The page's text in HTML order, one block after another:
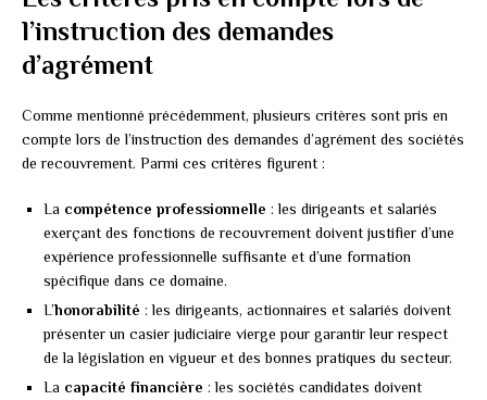
l’instruction des demandes
d’agrément
Comme mentionné précédemment, plusieurs critères sont pris en
compte lors de l’instruction des demandes d’agrément des sociétés
de recouvrement. Parmi ces critères figurent :
La compétence professionnelle : les dirigeants et salariés
exerçant des fonctions de recouvrement doivent justifier d’une
expérience professionnelle suffisante et d’une formation
spécifique dans ce domaine.
L’honorabilité : les dirigeants, actionnaires et salariés doivent
présenter un casier judiciaire vierge pour garantir leur respect
de la législation en vigueur et des bonnes pratiques du secteur.
La capacité financière : les sociétés candidates doivent